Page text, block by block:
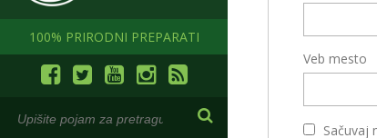
100% PRIRODNI PREPARATI
Veb mesto
Sačuvaj